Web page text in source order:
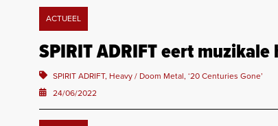
ACTUEEL
SPIRIT ADRIFT eert muzikale
SPIRIT ADRIFT, Heavy / Doom Metal, ‘20 Centuries Gone’
24/06/2022